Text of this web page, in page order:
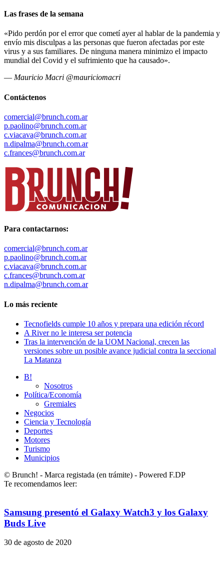
Las frases de la semana
«Pido perdón por el error que cometí ayer al hablar de la pandemia y
envío mis disculpas a las personas que fueron afectadas por este
virus y a sus familiares. De ninguna manera minimizo el impacto
mundial del Covid y el sufrimiento que ha causado».
— Mauricio Macri @mauriciomacri
Contáctenos
comercial@brunch.com.ar
p.paolino@brunch.com.ar
c.viacava@brunch.com.ar
n.dipalma@brunch.com.ar
c.frances@brunch.com.ar
Para contactarnos:
comercial@brunch.com.ar
p.paolino@brunch.com.ar
c.viacava@brunch.com.ar
c.frances@brunch.com.ar
n.dipalma@brunch.com.ar
Lo más reciente
Tecnofields cumple 10 años y prepara una edición récord
A River no le interesa ser potencia
Tras la intervención de la UOM Nacional, crecen las
versiones sobre un posible avance judicial contra la seccional
La Matanza
B!
Nosotros
Política/Economía
Gremiales
Negocios
Ciencia y Tecnología
Deportes
Motores
Turismo
Municipios
© Brunch! - Marca registada (en trámite) - Powered F.DP
Te recomendamos leer:
Samsung presentó el Galaxy Watch3 y los Galaxy
Buds Live
30 de agosto de 2020